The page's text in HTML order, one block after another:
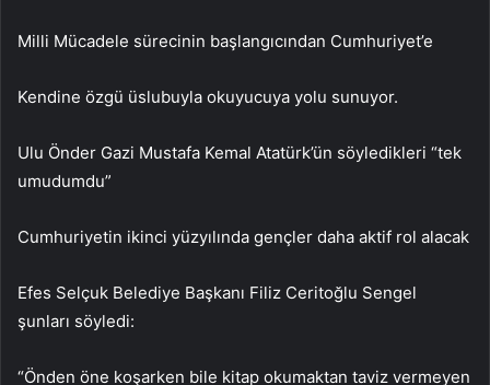
Milli Mücadele sürecinin başlangıcından Cumhuriyet’e
Kendine özgü üslubuyla okuyucuya yolu sunuyor.
Ulu Önder Gazi Mustafa Kemal Atatürk’ün söyledikleri “tek
umudumdu”
Cumhuriyetin ikinci yüzyılında gençler daha aktif rol alacak
Efes Selçuk Belediye Başkanı Filiz Ceritoğlu Sengel
şunları söyledi:
“Önden öne koşarken bile kitap okumaktan taviz vermeyen